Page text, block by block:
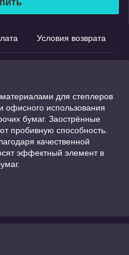
Условия возврата
для степлеров
офисного использования
бумаг. Заострённые
пробивную способность.
качественной
эффектный элемент в